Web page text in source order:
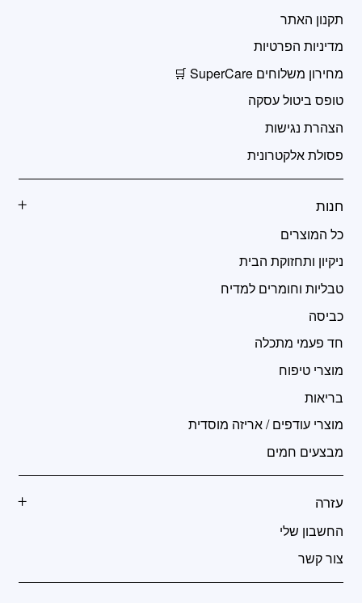
תקנון האתר
מדיניות הפרטיות
מחירון משלוחים SuperCare 🛒
טופס ביטול עסקה
הצהרת נגישות
פסולת אלקטרונית
חנות
כל המוצרים
ניקיון ותחזוקת הבית
טבליות וחומרים למדיח
כביסה
חד פעמי מתכלה
מוצרי טיפוח
בריאות
מוצרי עודפים / אריזה מוסדית
מבצעים חמים
עזרה
החשבון שלי
צור קשר